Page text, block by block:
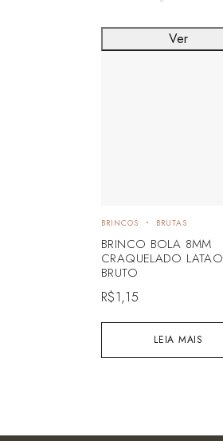
LEIA MAIS
BRINCOS BRUTAS
BRINCO BOLA 8MM
CRAQUELADO LATAO
BRUTO
R$1,15
Ver